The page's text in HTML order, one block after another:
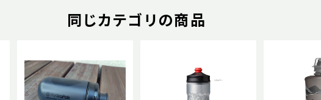
同じカテゴリの商品